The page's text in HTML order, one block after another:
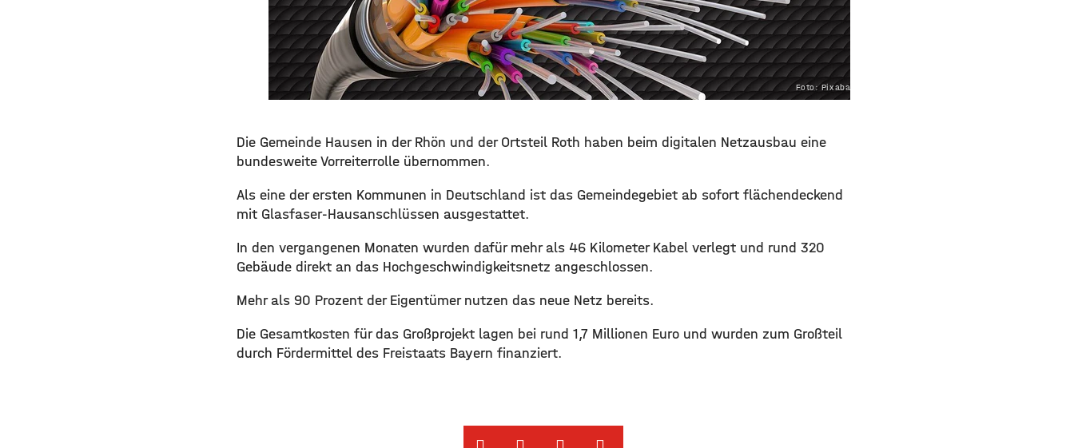
Foto: Pixabay.com
Die Gemeinde Hausen in der Rhön und der Ortsteil Roth haben beim digitalen Netzausbau eine
bundesweite Vorreiterrolle übernommen.
Als eine der ersten Kommunen in Deutschland ist das Gemeindegebiet ab sofort flächendeckend
mit Glasfaser-Hausanschlüssen ausgestattet.
In den vergangenen Monaten wurden dafür mehr als 46 Kilometer Kabel verlegt und rund 320
Gebäude direkt an das Hochgeschwindigkeitsnetz angeschlossen.
Mehr als 90 Prozent der Eigentümer nutzen das neue Netz bereits.
Die Gesamtkosten für das Großprojekt lagen bei rund 1,7 Millionen Euro und wurden zum Großteil
durch Fördermittel des Freistaats Bayern finanziert.